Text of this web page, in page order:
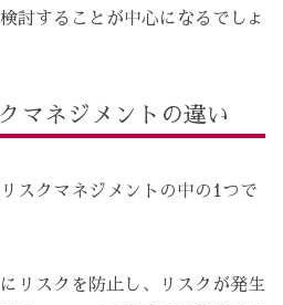
討することが中心になるでしょ
マネジメントの違い
スクマネジメントの中の1つで
リスクを防止し、リスクが発生